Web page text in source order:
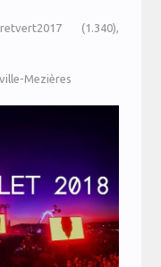
(1.340),
Mezières